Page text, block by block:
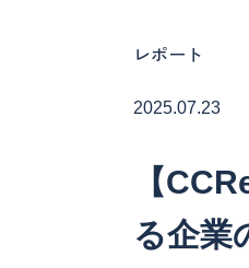
レポート
2025.07.23
【
る企業